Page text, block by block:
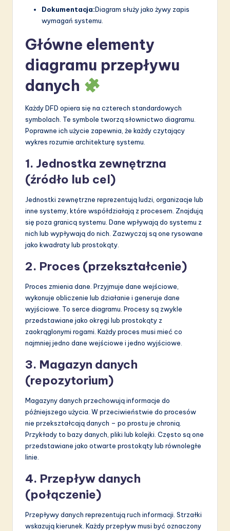
Dokumentacja:Diagram służy jako żywy zapis
wymagań systemu.
Główne elementy
diagramu przepływu
danych
Każdy DFD opiera się na czterech standardowych
symbolach. Te symbole tworzą słownictwo diagramu.
Poprawne ich użycie zapewnia, że każdy czytający
wykres rozumie architekturę systemu.
1. Jednostka zewnętrzna
(źródło lub cel)
Jednostki zewnętrzne reprezentują ludzi, organizacje lub
inne systemy, które współdziałają z procesem. Znajdują
się poza granicą systemu. Dane wpływają do systemu z
nich lub wypływają do nich. Zazwyczaj są one rysowane
jako kwadraty lub prostokąty.
2. Proces (przekształcenie)
Proces zmienia dane. Przyjmuje dane wejściowe,
wykonuje obliczenie lub działanie i generuje dane
wyjściowe. To serce diagramu. Procesy są zwykle
przedstawiane jako okręgi lub prostokąty z
zaokrąglonymi rogami. Każdy proces musi mieć co
najmniej jedno dane wejściowe i jedno wyjściowe.
3. Magazyn danych
(repozytorium)
Magazyny danych przechowują informacje do
późniejszego użycia. W przeciwieństwie do procesów
nie przekształcają danych – po prostu je chronią.
Przykłady to bazy danych, pliki lub kolejki. Często są one
przedstawiane jako otwarte prostokąty lub równoległe
linie.
4. Przepływ danych
(połączenie)
Przepływy danych reprezentują ruch informacji. Strzałki
wskazują kierunek. Każdy przepływ musi być oznaczony